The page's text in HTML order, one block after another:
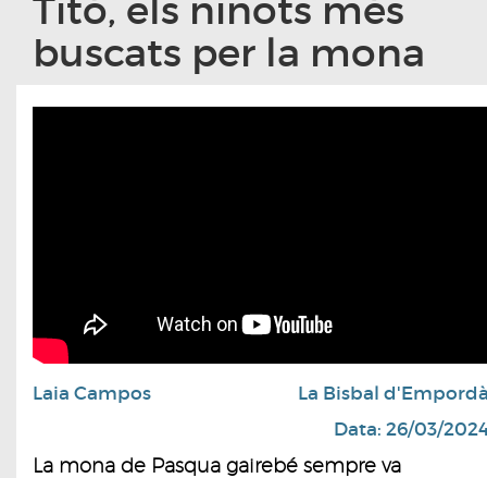
Titó, els ninots més
buscats per la mona
Laia Campos
La Bisbal
Data: 26/03/
La mona de Pasqua gairebé sempre va